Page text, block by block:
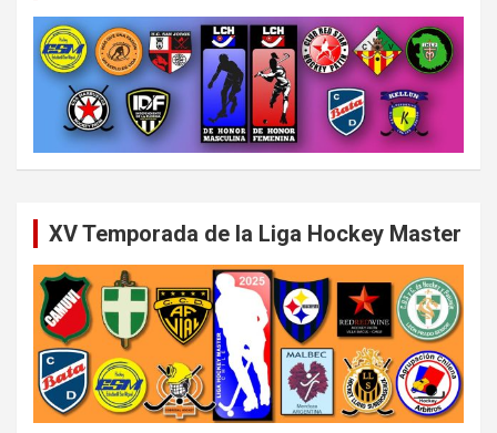
XV Temporada de la Liga Hockey Master